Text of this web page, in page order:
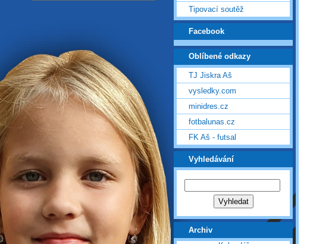
Tipovací soutěž
Facebook
Oblíbené odkazy
TJ Jiskra Aš
vysledky.com
minidres.cz
fotbalunas.cz
FK Aš - futsal
Vyhledávání
Archiv